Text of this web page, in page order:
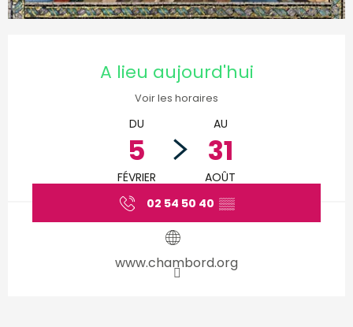
A lieu aujourd'hui
Voir les horaires
DU
5
FÉVRIER
AU
31
AOÛT
02 54 50 40 ▒▒
www.chambord.org